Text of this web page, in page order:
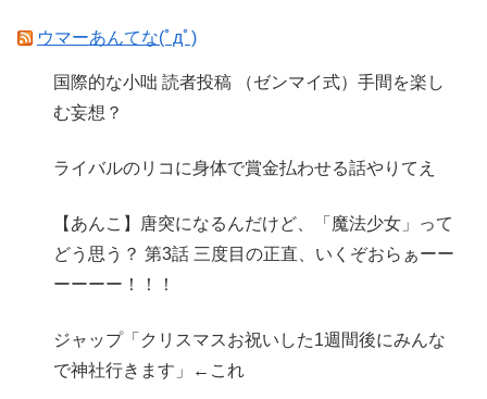
ウマーあんてな(ﾟдﾟ)
国際的な小咄 読者投稿 （ゼンマイ式）手間を楽し
む妄想？
ライバルのリコに身体で賞金払わせる話やりてえ
【あんこ】唐突になるんだけど、「魔法少女」って
どう思う？ 第3話 三度目の正直、いくぞおらぁーー
ーーーー！！！
ジャップ「クリスマスお祝いした1週間後にみんな
で神社行きます」←これ